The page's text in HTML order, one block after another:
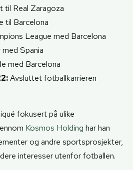
til Real Zaragoza
til Barcelona
League med Barcelona
Spania
med Barcelona
Avsluttet fotballkarrieren
fokusert på ulike
Kosmos Holding har han
og andre sportsprosjekter,
interesser utenfor fotballen.